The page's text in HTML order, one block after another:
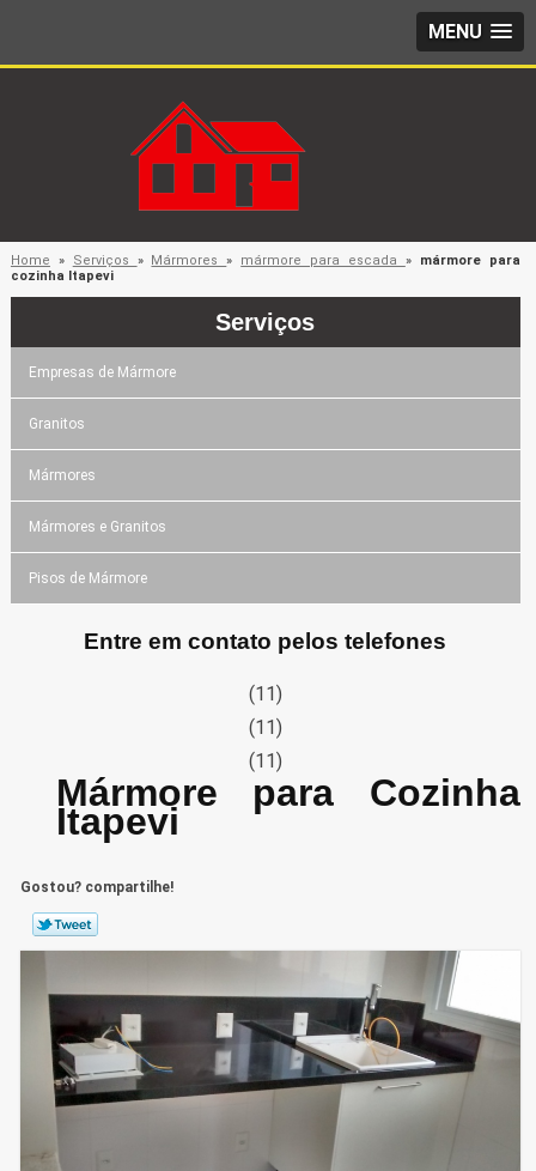
MENU
Home » Serviços » Mármores» mármore para escada » mármore para
cozinha Itapevi
Serviços
Empresas de Mármore
Granitos
Mármores
Mármores e Granitos
Pisos de Mármore
Entre em contato pelos telefones
(11)
(11)
(11)
Mármore para Cozinha
Itapevi
Gostou? compartilhe!